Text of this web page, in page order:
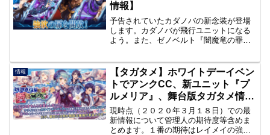
情報】
予告されていたカダノバの新念装が登場
します。カダノバが飛行ユニットになる
よう。また、ゼノベルト『闇魔竜の罪
思います。キャンペーンやガチャ情報は
まだですが、現時点での管理...
情報
【タガタメ】ホワイトデーイベン
トでアンクCC、新ユニット『プ
ルメリア』、舞台版タガタメ情報
ほかマル得情報【最新情報】
現時点（２０２０年３月１８日）での最
新情報について管理人の期待度等含めま
とめます。１番の期待はレイメイの強化